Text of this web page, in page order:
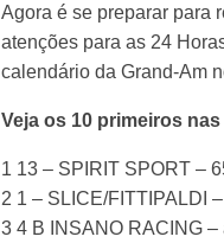
Agora é se preparar para
atenções para as 24
calendário da Grand-Am
Veja os 10 primeiros
1 13 – SPIRIT SPORT –
2 1 – SLICE/FITTIPALDI
3 4 B INSANO RACING –